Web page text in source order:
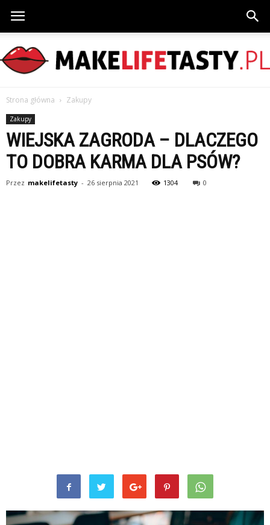
Strona główna Zakupy
Zakupy
WIEJSKA ZAGRODA – DLACZEGO
TO DOBRA KARMA DLA PSÓW?
Przez makelifetasty - 26 sierpnia 2021 1304 0